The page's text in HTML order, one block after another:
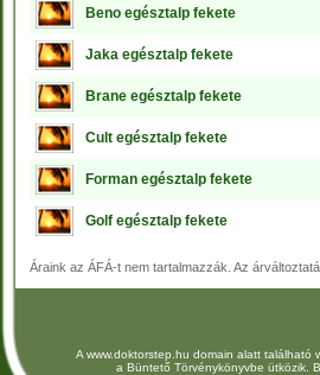
Beno egésztalp fekete
Jaka egésztalp fekete
Brane egésztalp fekete
Cult egésztalp fekete
Forman egésztalp fekete
Golf egésztalp fekete
Áraink az ÁFÁ-t nem tartalmazzák. Az
A www.doktorstep.hu domain alatt
a Büntető Törvénykönyvbe ütközik.